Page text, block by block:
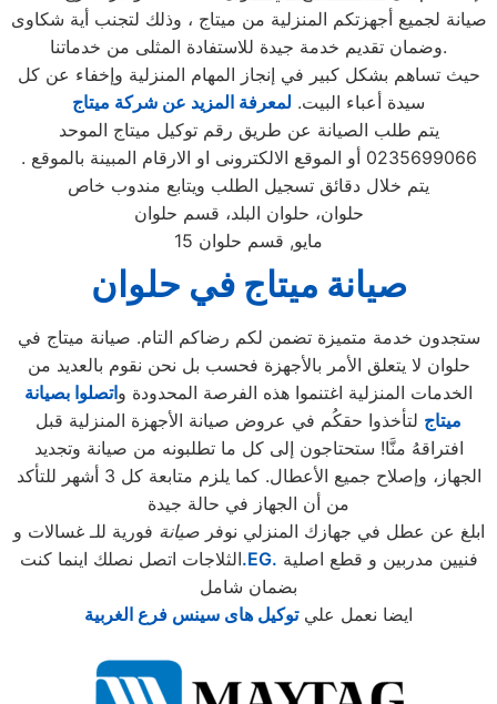
صيانة لجميع أجهزتكم المنزلية من ميتاج ، وذلك لتجنب أية شكاوى
وضمان تقديم خدمة جيدة للاستفادة المثلى من خدماتنا.
حيث تساهم بشكل كبير في إنجاز المهام المنزلية وإخفاء عن كل
سيدة أعباء البيت. لمعرفة المزيد عن شركة ميتاج
يتم طلب الصيانة عن طريق رقم توكيل ميتاج الموحد
0235699066 أو الموقع الالكترونى او الارقام المبينة بالموقع .
يتم خلال دقائق تسجيل الطلب ويتابع مندوب خاص
حلوان، حلوان البلد، قسم حلوان
15 مايو, قسم حلوان
صيانة ميتاج في حلوان
ستجدون خدمة متميزة تضمن لكم رضاكم التام. صيانة ميتاج في
حلوان لا يتعلق الأمر بالأجهزة فحسب بل نحن نقوم بالعديد من
الخدمات المنزلية اغتنموا هذه الفرصة المحدودة واتصلوا بصيانة
ميتاج لتأخذوا حقكُم في عروض صيانة الأجهزة المنزلية قبل
افتراقهُ منَّا! ستحتاجون إلى كل ما تطلبونه من صيانة وتجديد
الجهاز، وإصلاح جميع الأعطال. كما يلزم متابعة كل 3 أشهر للتأكد
من أن الجهاز في حالة جيدة
ابلغ عن عطل في جهازك المنزلي نوفرصيانة فورية للـ غسالات و
الثلاجات اتصل نصلك اينما كنت.EG.
بضمان شامل
ايضا نعمل عليتوكيل هاى سينس فرع الغربية